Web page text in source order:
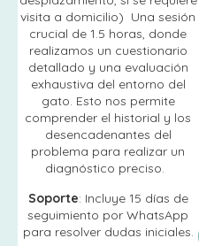
visita a domicilio) Una sesión
crucial de 1.5 horas, donde
realizamos un cuestionario
detallado y una evaluación
exhaustiva del entorno del
gato. Esto nos permite
comprender el historial y los
desencadenantes del
problema para realizar un
diagnóstico preciso.
Soporte: Incluye 15 días de
seguimiento por WhatsApp
para resolver dudas iniciales.